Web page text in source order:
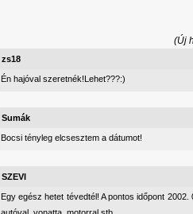
(Új
zs18
Én hajóval szeretnék!Lehet???:)
Sumák
Bocsi tényleg elcsesztem a dátumot!
SZEVI
Egy egész hetet tévedtél! A pontos időpont